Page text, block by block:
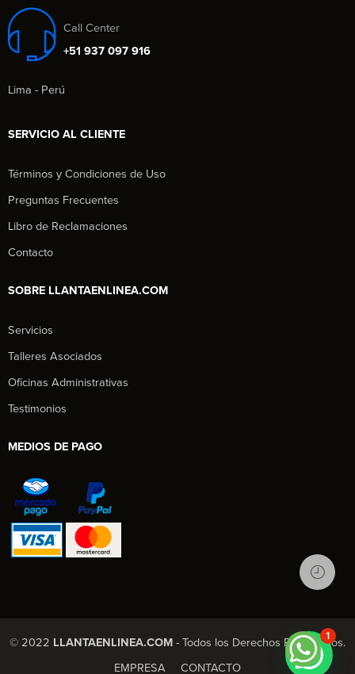
Call Center
+51 937 097 916
Lima - Perú
SERVICIO AL CLIENTE
Términos y Condiciones de Uso
Preguntas Frecuentes
Libro de Reclamaciones
Contacto
SOBRE LLANTAENLINEA.COM
Servicios
Talleres Asociados
Oficinas Administrativas
Testimonios
MEDIOS DE PAGO
© 2022 LLANTAENLINEA.COM - Todos los Derechos Reservados.
EMPRESA
CONTACTO
1